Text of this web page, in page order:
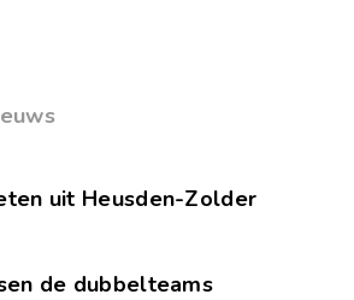
uit Heusden-Zolder
de dubbelteams